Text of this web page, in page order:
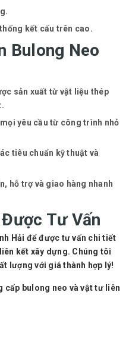
kết cấu trên cao.
Bulong Neo
sản xuất từ vật liệu thép
yêu cầu từ công trình nhỏ
tiêu chuẩn kỹ thuật và
hỗ trợ và giao hàng nhanh
Tư Vấn
Hải để được tư vấn chi tiết
kết xây dựng. Chúng tôi
lượng với giá thành hợp lý!
cấp bulong neo và vật tư liên